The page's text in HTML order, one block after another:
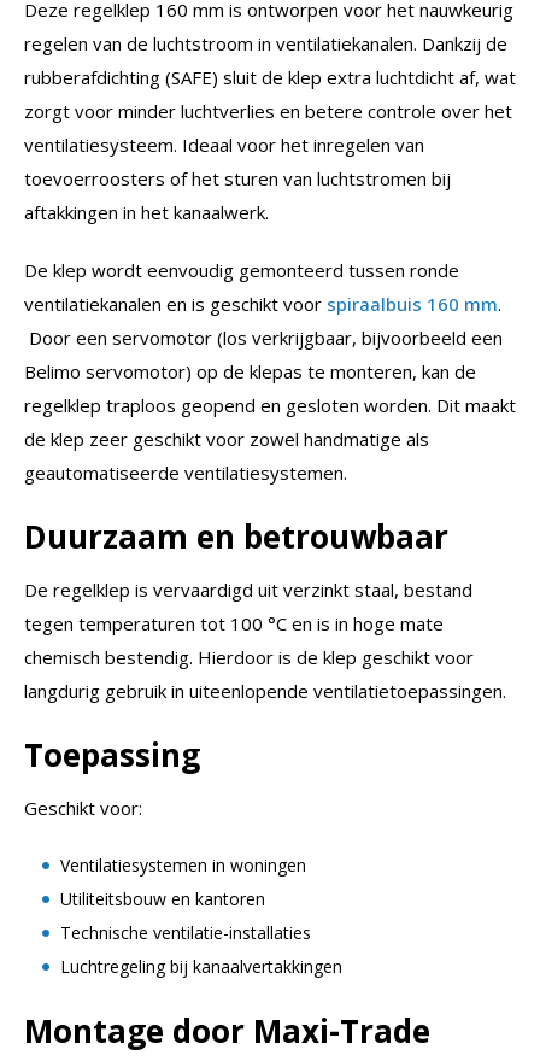
Deze regelklep 160 mm is ontworpen voor het nauwkeurig
regelen van de luchtstroom in ventilatiekanalen. Dankzij de
rubberafdichting (SAFE) sluit de klep extra luchtdicht af, wat
zorgt voor minder luchtverlies en betere controle over het
ventilatiesysteem. Ideaal voor het inregelen van
toevoerroosters of het sturen van luchtstromen bij
aftakkingen in het kanaalwerk.
De klep wordt eenvoudig gemonteerd tussen ronde
ventilatiekanalen en is geschikt voor spiraalbuis 160 mm.
Door een servomotor (los verkrijgbaar, bijvoorbeeld een
Belimo servomotor) op de klepas te monteren, kan de
regelklep traploos geopend en gesloten worden. Dit maakt
de klep zeer geschikt voor zowel handmatige als
geautomatiseerde ventilatiesystemen.
Duurzaam en betrouwbaar
De regelklep is vervaardigd uit verzinkt staal, bestand
tegen temperaturen tot 100 °C en is in hoge mate
chemisch bestendig. Hierdoor is de klep geschikt voor
langdurig gebruik in uiteenlopende ventilatietoepassingen.
Toepassing
Geschikt voor:
Ventilatiesystemen in woningen
Utiliteitsbouw en kantoren
Technische ventilatie-installaties
Luchtregeling bij kanaalvertakkingen
Montage door Maxi-Trade